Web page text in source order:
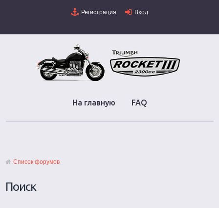
Регистрация Вход
На главную FAQ
Список форумов
Поиск